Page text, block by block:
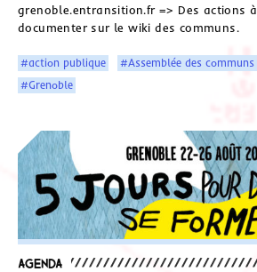
grenoble.entransition.fr => Des actions
documenter sur le wiki des communs.
#action publique #Assemblée des communs
#Grenoble
Agenda